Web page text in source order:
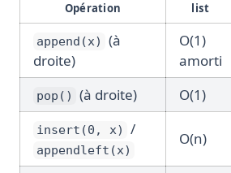
Opération list
append(x)
(à
droite)
O(1)
amorti
pop() (à droite) O(1)
insert(0, x) /
appendleft(x)
O(n)